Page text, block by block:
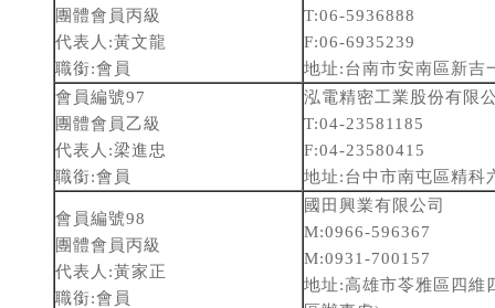
團體會員丙級
代表人:黃文龍
職銜:會員
T:06-5936888
F:06-6935239
地址:台南市安南區新吉
會員編號97
團體會員乙級
代表人:梁進忠
職銜:會員
泓電精密工業股份有限
T:04-23581185
F:04-23580415
地址:台中市南屯區精科
會員編號98
團體會員丙級
代表人:黃家正
職銜:會員
國田興業有限公司
M:0966-596367
M:0931-700157
地址:高雄市苓雅區四維